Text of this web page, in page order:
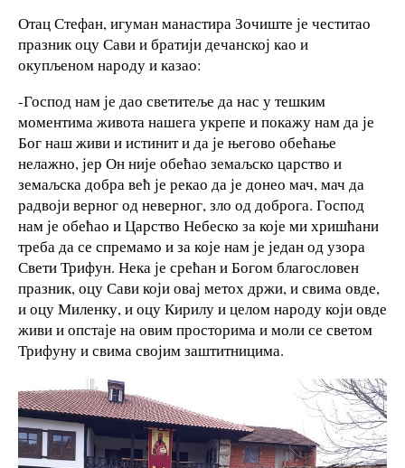
Отац Стефан, игуман манастира Зочиште је честитао
празник оцу Сави и братији дечанској као и
окупљеном народу и казао:
-Господ нам је дао светитеље да нас у тешким
моментима живота нашега укрепе и покажу нам да је
Бог наш живи и истинит и да је његово обећање
нелажно, јер Он није обећао земаљско царство и
земаљска добра већ је рекао да је донео мач, мач да
радвоји верног од неверног, зло од доброга. Господ
нам је обећао и Царство Небеско за које ми хришћани
треба да се спремамо и за које нам је један од узора
Свети Трифун. Нека је срећан и Богом благословен
празник, оцу Сави који овај метох држи, и свима овде,
и оцу Миленку, и оцу Кирилу и целом народу који овде
живи и опстаје на овим просторима и моли се светом
Трифуну и свима својим заштитницима.